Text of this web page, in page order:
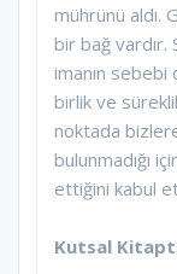
mührünü aldı.
bir bağ vardır.
imanın sebebi
birlik ve
noktada
bulunmadığı
ettiğini kabul
Kutsal